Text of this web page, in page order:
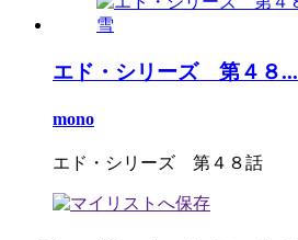
エド・シリーズ 第４８...
mono
エド・シリーズ 第４８話